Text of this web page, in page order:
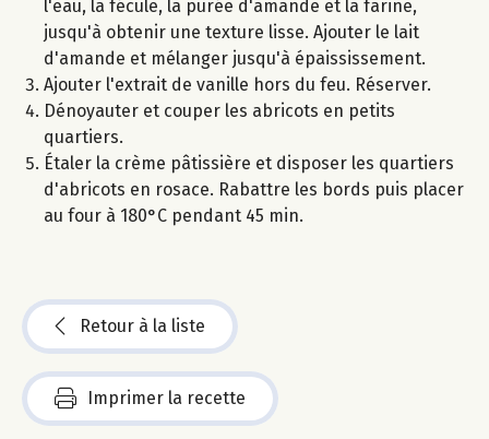
l'eau, la fécule, la purée d'amande et la farine,
jusqu'à obtenir une texture lisse. Ajouter le lait
d'amande et mélanger jusqu'à épaississement.
Ajouter l'extrait de vanille hors du feu. Réserver.
Dénoyauter et couper les abricots en petits
quartiers.
Étaler la crème pâtissière et disposer les quartiers
d'abricots en rosace. Rabattre les bords puis placer
au four à 180°C pendant 45 min.
Retour à la liste
Imprimer la recette